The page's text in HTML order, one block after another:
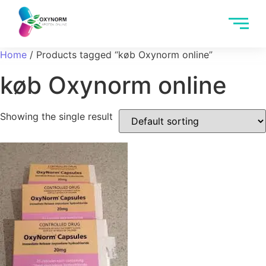
Home / Products tagged “køb Oxynorm online”
køb Oxynorm online
Showing the single result